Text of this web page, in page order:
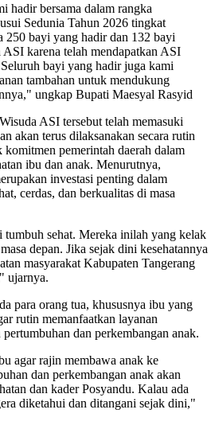
bersama dalam rangka
Sedunia Tahun 2026 tingkat
250 bayi yang hadir dan 132 bayi
karena telah mendapatkan ASI
bayi yang hadir juga kami
tambahan untuk mendukung
ungkap Bupati Maesyal Rasyid
ASI tersebut telah memasuki
akan terus dilaksanakan secara rutin
komitmen pemerintah daerah dalam
ibu dan anak. Menurutnya,
investasi penting dalam
cerdas, dan berkualitas di masa
sehat. Mereka inilah yang kelak
depan. Jika sejak dini kesehatannya
masyarakat Kabupaten Tangerang
ujarnya.
para orang tua, khususnya ibu yang
rutin memanfaatkan layanan
dan perkembangan anak.
agar rajin membawa anak ke
dan perkembangan anak akan
dan kader Posyandu. Kalau ada
diketahui dan ditangani sejak dini,"